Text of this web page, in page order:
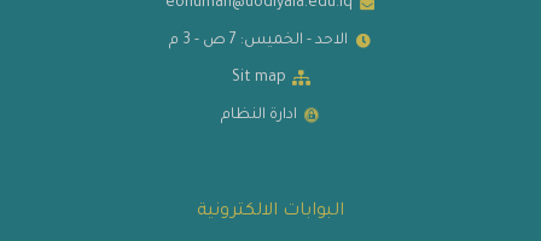
eohuman@uodiyala.edu.iq
الاحد - الخميس: 7 ص - 3 م
Sit map
ادارة النظام
البوابات الالكترونية